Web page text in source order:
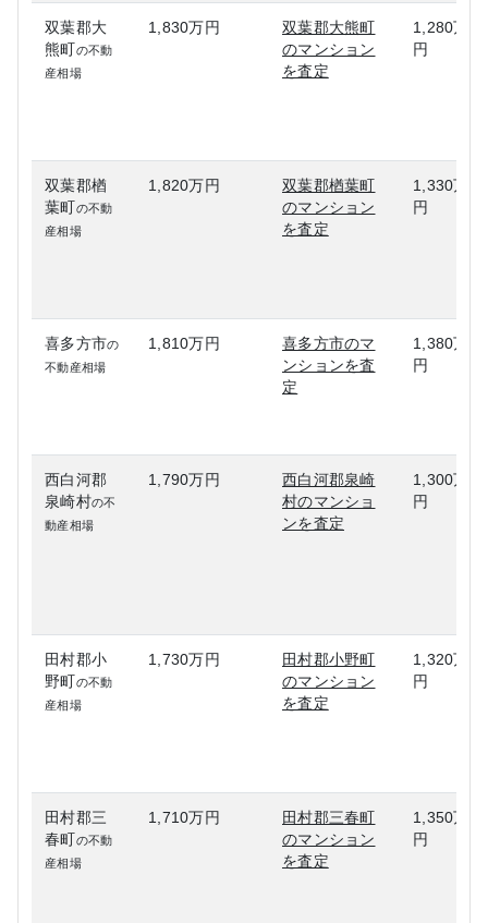
双葉郡大
熊町の不動
産相場
1,830万円
双葉郡大熊町
のマンション
を査定
1,280万
円
双葉郡楢
葉町の不動
産相場
1,820万円
双葉郡楢葉町
のマンション
を査定
1,330万
円
喜多方市の
不動産相場
1,810万円
喜多方市のマ
ンションを査
定
1,380万
円
西白河郡
泉崎村の不
動産相場
1,790万円
西白河郡泉崎
村のマンショ
ンを査定
1,300万
円
田村郡小
野町の不動
産相場
1,730万円
田村郡小野町
のマンション
を査定
1,320万
円
田村郡三
春町の不動
産相場
1,710万円
田村郡三春町
のマンション
を査定
1,350万
円